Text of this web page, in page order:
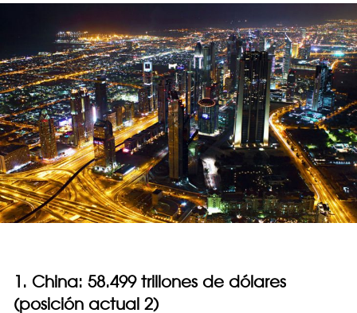
1. China: 58.499 trillones de dólares
(posición actual 2)